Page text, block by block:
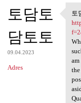
토담토
담토토
09.04.2023
Adres
토
토